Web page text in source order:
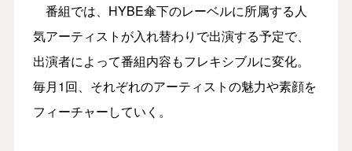
番組では、HYBE傘下のレーベルに所属する人
気アーティストが入れ替わりで出演する予定で、
出演者によって番組内容もフレキシブルに変化。
毎月1回、それぞれのアーティストの魅力や素顔を
フィーチャーしていく。